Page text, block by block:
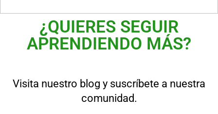
¿QUIERES SEGUIR
APRENDIENDO MÁS?
Visita nuestro blog y suscríbete a nuestra
comunidad.